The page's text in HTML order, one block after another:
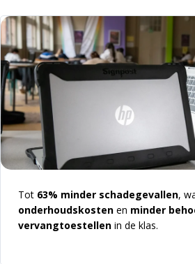
Tot 63% minder schadegevallen,
onderhoudskosten en minder
vervangtoestellen in de klas.